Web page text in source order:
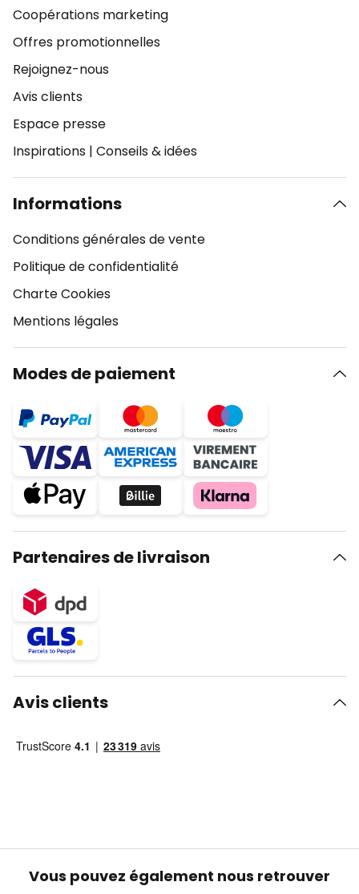
Coopérations marketing
Offres promotionnelles
Rejoignez-nous
Avis clients
Espace presse
Inspirations | Conseils & idées
Informations
Conditions générales de vente
Politique de confidentialité
Charte Cookies
Mentions légales
Modes de paiement
Partenaires de livraison
Avis clients
Vous pouvez également nous retrouver